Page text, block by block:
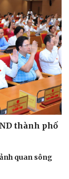
thành phố
quan sông